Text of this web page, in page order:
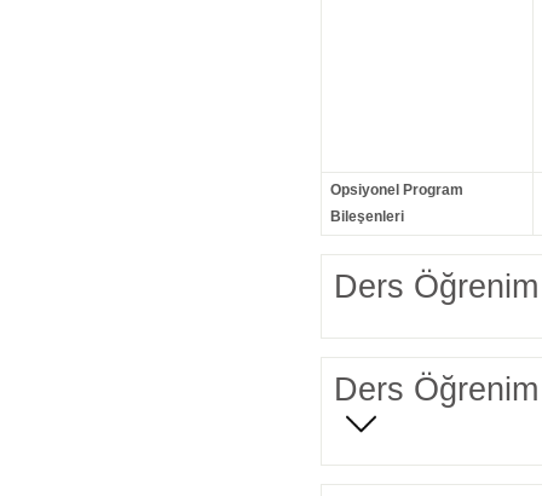
Opsiyonel Program
Bileşenleri
Ders Öğrenim
Ders Öğrenim